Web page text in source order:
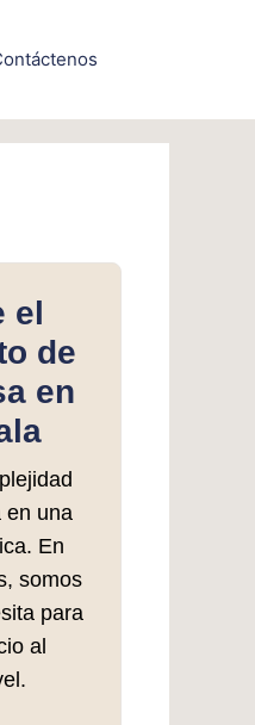
el
de
en
en una
En
somos
para
al